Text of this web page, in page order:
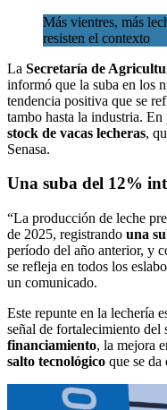
Más vientres, más
resisten el contexto
La Secretaría de
informó que la suba en los
tendencia positiva que se
tambo hasta la industria.
stock de vacas lecheras,
Senasa.
Una suba del 12%
“La producción de leche
de 2025, registrando una
período del año anterior, y
se refleja en todos los
un comunicado.
Este repunte en la lechería
señal de fortalecimiento del
financiamiento, la mejora
salto tecnológico que se da